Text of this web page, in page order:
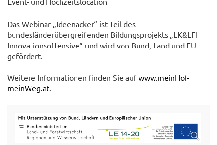
Das Webinar „Ideenacker“ ist Teil des
bundesländerübergreifenden Bildungsprojekts „LK&LFI
Innovationsoffensive“ und wird von Bund, Land und EU
gefördert.
Weitere Informationen finden Sie aufwww.meinHof-
meinWeg.at